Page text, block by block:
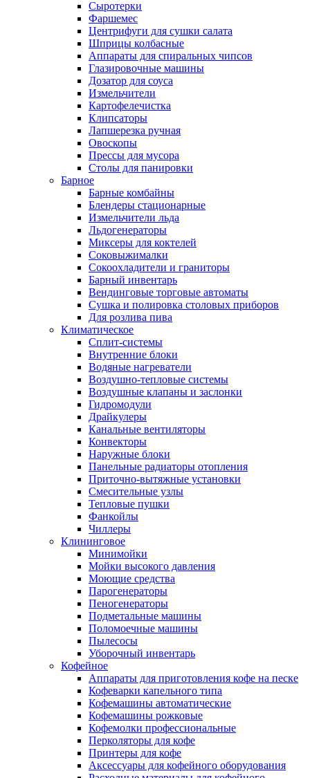
Сыротерки
Фаршемес
Центрифуги для сушки салата
Шприцы колбасные
Аппараты для спиральных чипсов
Глазировочные машины
Дозатор для соуса
Измельчители
Картофелечистка
Клипсаторы
Лапшерезка ручная
Овоскопы
Прессы для мусора
Столы для панировки
Барное
Барные комбайны
Блендеры стационарные
Измельчители льда
Льдогенераторы
Миксеры для коктелей
Соковыжималки
Сокоохладители и граниторы
Барный инвентарь
Вендинговые торговые автоматы
Сушка и полировка столовых приборов
Для розлива пива
Климатическое
Сплит-системы
Внутренние блоки
Водяные нагреватели
Воздушно-тепловые системы
Воздушные клапаны и заслонки
Гидромодули
Драйкулеры
Канальные вентиляторы
Конвекторы
Наружные блоки
Панельные радиаторы отопления
Приточно-вытяжные установки
Смесительные узлы
Тепловые пушки
Фанкойлы
Чиллеры
Клининговое
Минимойки
Мойки высокого давления
Моющие средства
Парогенераторы
Пеногенераторы
Подметальные машины
Поломоечные машины
Пылесосы
Уборочный инвентарь
Кофейное
Аппараты для приготовления кофе на песке
Кофеварки капельного типа
Кофемашины автоматические
Кофемашины рожковые
Кофемолки профессиональные
Перколяторы для кофе
Принтеры для кофе
Аксессуары для кофейного оборудования